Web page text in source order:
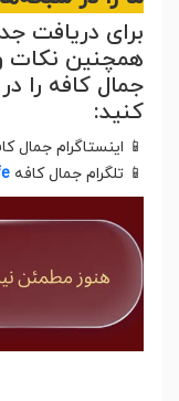
برای دریافت
همچنین نکات
جمال کافه را
کنید:
📱 اینستاگرام جمال
📱 تلگرام جمال کافه